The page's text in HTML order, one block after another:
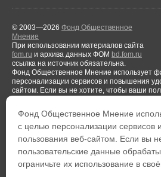
© 2003—2026 Фонд Общественное
Мнение
При использовании материалов сайта
fom.ru и архива данных ФОМ bd.fom.ru
ссылка на источник обязательна.
Фонд Общественное Мнение использует
персонализации сервисов и повышения
сайтом. Если вы не хотите, чтобы ваши
Результаты аудиторской проверкиза
2021 года.
Тел. +7 (495) 653-82-32
Тел. 8 (800) 444-
Факс: +7 (495) 653-82-02
Обратная связь
Фонд Общественное Мнение
с целью персонализации сервисов
пользования веб-сайтом. Если вы
пользовательские данные
ограничьте их использование в